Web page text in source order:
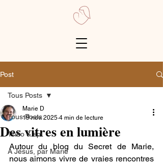
Post
Tous Posts
Théo & spi
A Jésus, par Marie
Tous Posts
Des vitres en lumière
Marie D
19 nov. 2025 4 min de lecture
Autour du blog du Secret de Marie,
nous aimons vivre de vraies rencontres